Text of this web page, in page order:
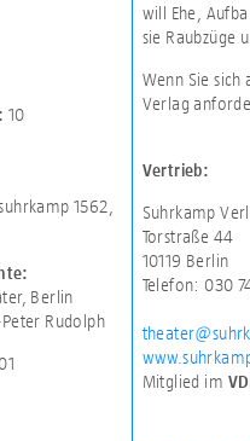
10
1562,
Berlin
Rudolph
will Ehe,
sie Raubzüge
Wenn Sie sich
Verlag
Vertrieb:
Suhrkamp
Torstraße 44
10119 Berlin
Telefon: 030
Mitglied im